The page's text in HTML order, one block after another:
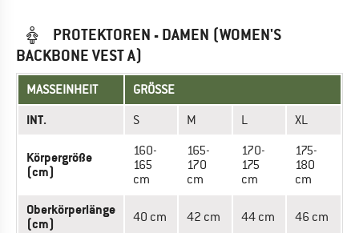
PROTEKTOREN - DAMEN (WOMEN'S
BACKBONE VEST A)
MASSEINHEIT GRÖSSE
INT. S M L XL
Körpergröße
(cm)
160-
165
cm
165-
170
cm
170-
175
cm
175-
180
cm
Oberkörperlänge
(cm)
40 cm 42 cm 44 cm 46 cm